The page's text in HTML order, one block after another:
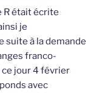
R était écrite
je
suite à la demande
franco-
ce jour 4 février
avec